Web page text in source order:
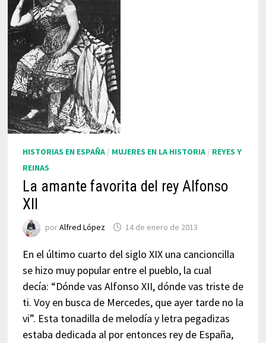
HISTORIAS EN ESPAÑA/ MUJERES EN LA HISTORIA/ REYES Y
REINAS
La amante favorita del rey Alfonso
XII
porAlfred López 14 de enero de 2013
En el último cuarto del siglo XIX una cancioncilla
se hizo muy popular entre el pueblo, la cual
decía: “Dónde vas Alfonso XII, dónde vas triste de
ti. Voy en busca de Mercedes, que ayer tarde no la
vi”. Esta tonadilla de melodía y letra pegadizas
estaba dedicada al por entonces rey de España,